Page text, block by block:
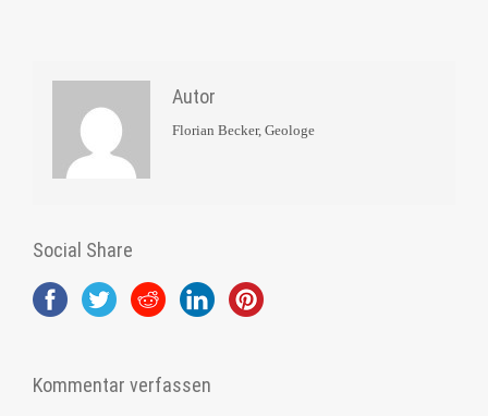
Autor
Florian Becker, Geologe
Social Share
Kommentar verfassen